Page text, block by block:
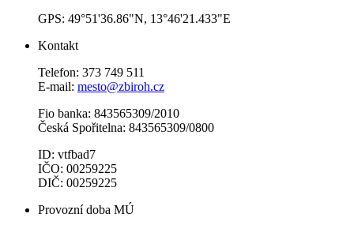
GPS: 49°51'36.86"N, 13°46'21.433"E
Kontakt
Telefon: 373 749 511
E-mail: mesto@zbiroh.cz
Fio banka: 843565309/2010
Česká Spořitelna: 843565309/0800
ID: vtfbad7
IČO: 00259225
DIČ: 00259225
Provozní doba MÚ